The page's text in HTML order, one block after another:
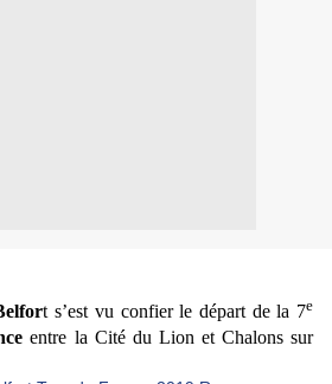
t s’est vu confier le départ de la 7e
entre la Cité du Lion et Chalons sur